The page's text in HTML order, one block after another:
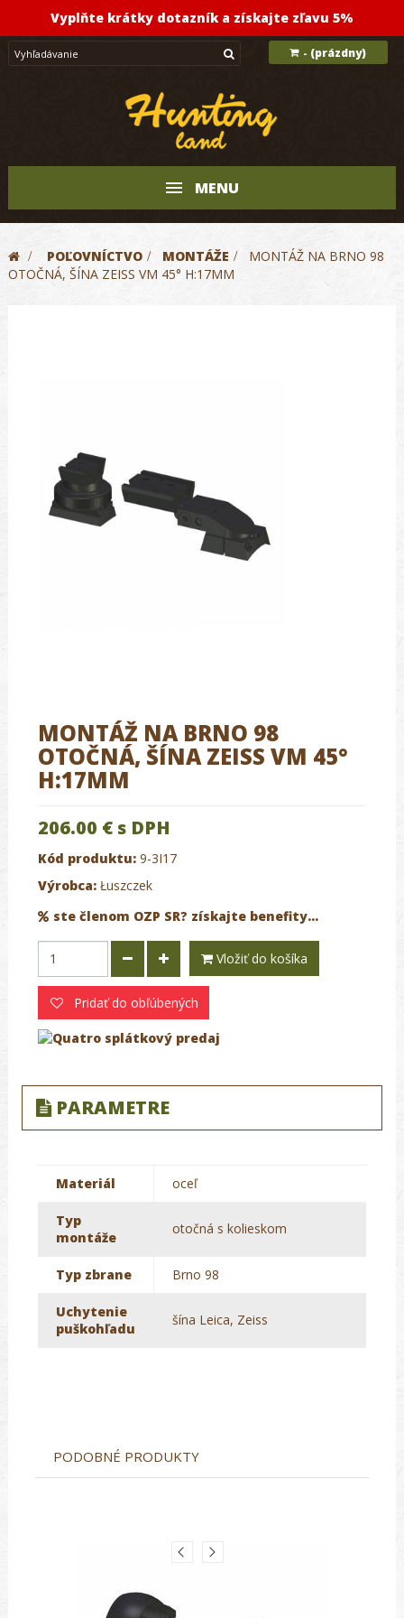
Vyplňte krátky dotazník a získajte zľavu 5%
- (prázdny)
MENU
> POĽOVNÍCTVO > MONTÁŽE >
MONTÁŽ NA BRNO 98
OTOČNÁ, ŠÍNA ZEISS VM 45° H:17MM
MONTÁŽ NA BRNO 98
OTOČNÁ, ŠÍNA ZEISS VM 45°
H:17MM
206.00 € s DPH
Kód produktu: 9-3I17
Výrobca: Łuszczek
ste členom OZP SR? získajte benefity...
Vložiť do košíka
Pridať do obľúbených
PARAMETRE
Materiál oceľ
Typ
montáže
otočná s kolieskom
Typ zbrane Brno 98
Uchytenie
puškohľadu
šína Leica, Zeiss
PODOBNÉ PRODUKTY